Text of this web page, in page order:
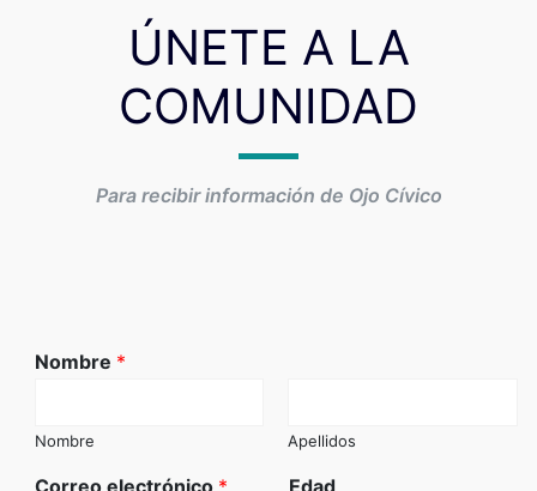
ÚNETE A LA
COMUNIDAD
Para recibir información de Ojo Cívico
Nombre *
Nombre Apellidos
Correo electrónico * Edad